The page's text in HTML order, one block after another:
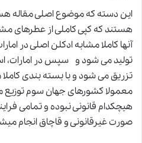
این دسته که موضوع اصلی مقاله
هستند که کپی کاملی از عطرهای
آنها کاملا مشابه ادکلن اصلی در
تولید می شود و سپس در امارات،
تزریق می شود و با بسته بندی
معمولا کشورهای جهان سوم
هیچکدام قانونی نبوده و تمامی
صورت غیرقانونی و قاچاق انجام